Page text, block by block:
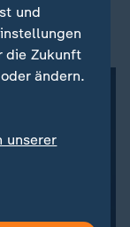
und
die Zukunft
ändern.
unserer